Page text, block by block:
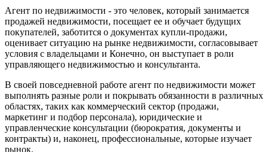
Агент по недвижимости - это человек, который занимается
продажей недвижимости, посещает ее и обучает будущих
покупателей, заботится о документах купли-продажи,
оценивает ситуацию на рынке недвижимости, согласовывает
условия с владельцами и Конечно, он выступает в роли
управляющего недвижимостью и консультанта.
В своей повседневной работе агент по недвижимости может
выполнять разные роли и покрывать обязанности в различных
областях, таких как коммерческий сектор (продажи,
маркетинг и подбор персонала), юридические и
управленческие консультации (бюрократия, документы и
контракты) и, наконец, профессиональные, которые изучает
рынок.